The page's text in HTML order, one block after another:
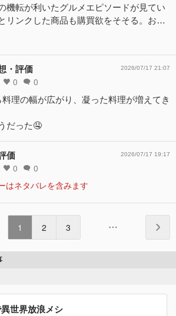
機転が利いたグルメエピソードが見てい
リンクした商品も購買欲をそそる。お…
・評価
0 0
2026/07/17 21:07
理の幅が広がり、凝った料理が増えてき
だった🤤
価
0 0
2026/07/17 19:17
はネタバレを含みます
1 2 3
世界放浪メシ